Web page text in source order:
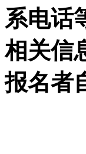
系电话
相关信
报名者